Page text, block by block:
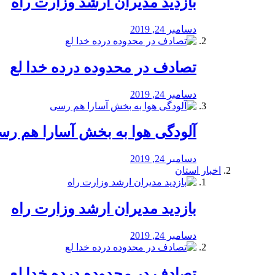
دسامبر 24, 2019
تصادف در محدوده درده خدا لع
دسامبر 24, 2019
آلودگی هوا به بخش آسارا هم
دسامبر 24, 2019
اخبار استان
بازدید مدیران ارشد وزارت راه
دسامبر 24, 2019